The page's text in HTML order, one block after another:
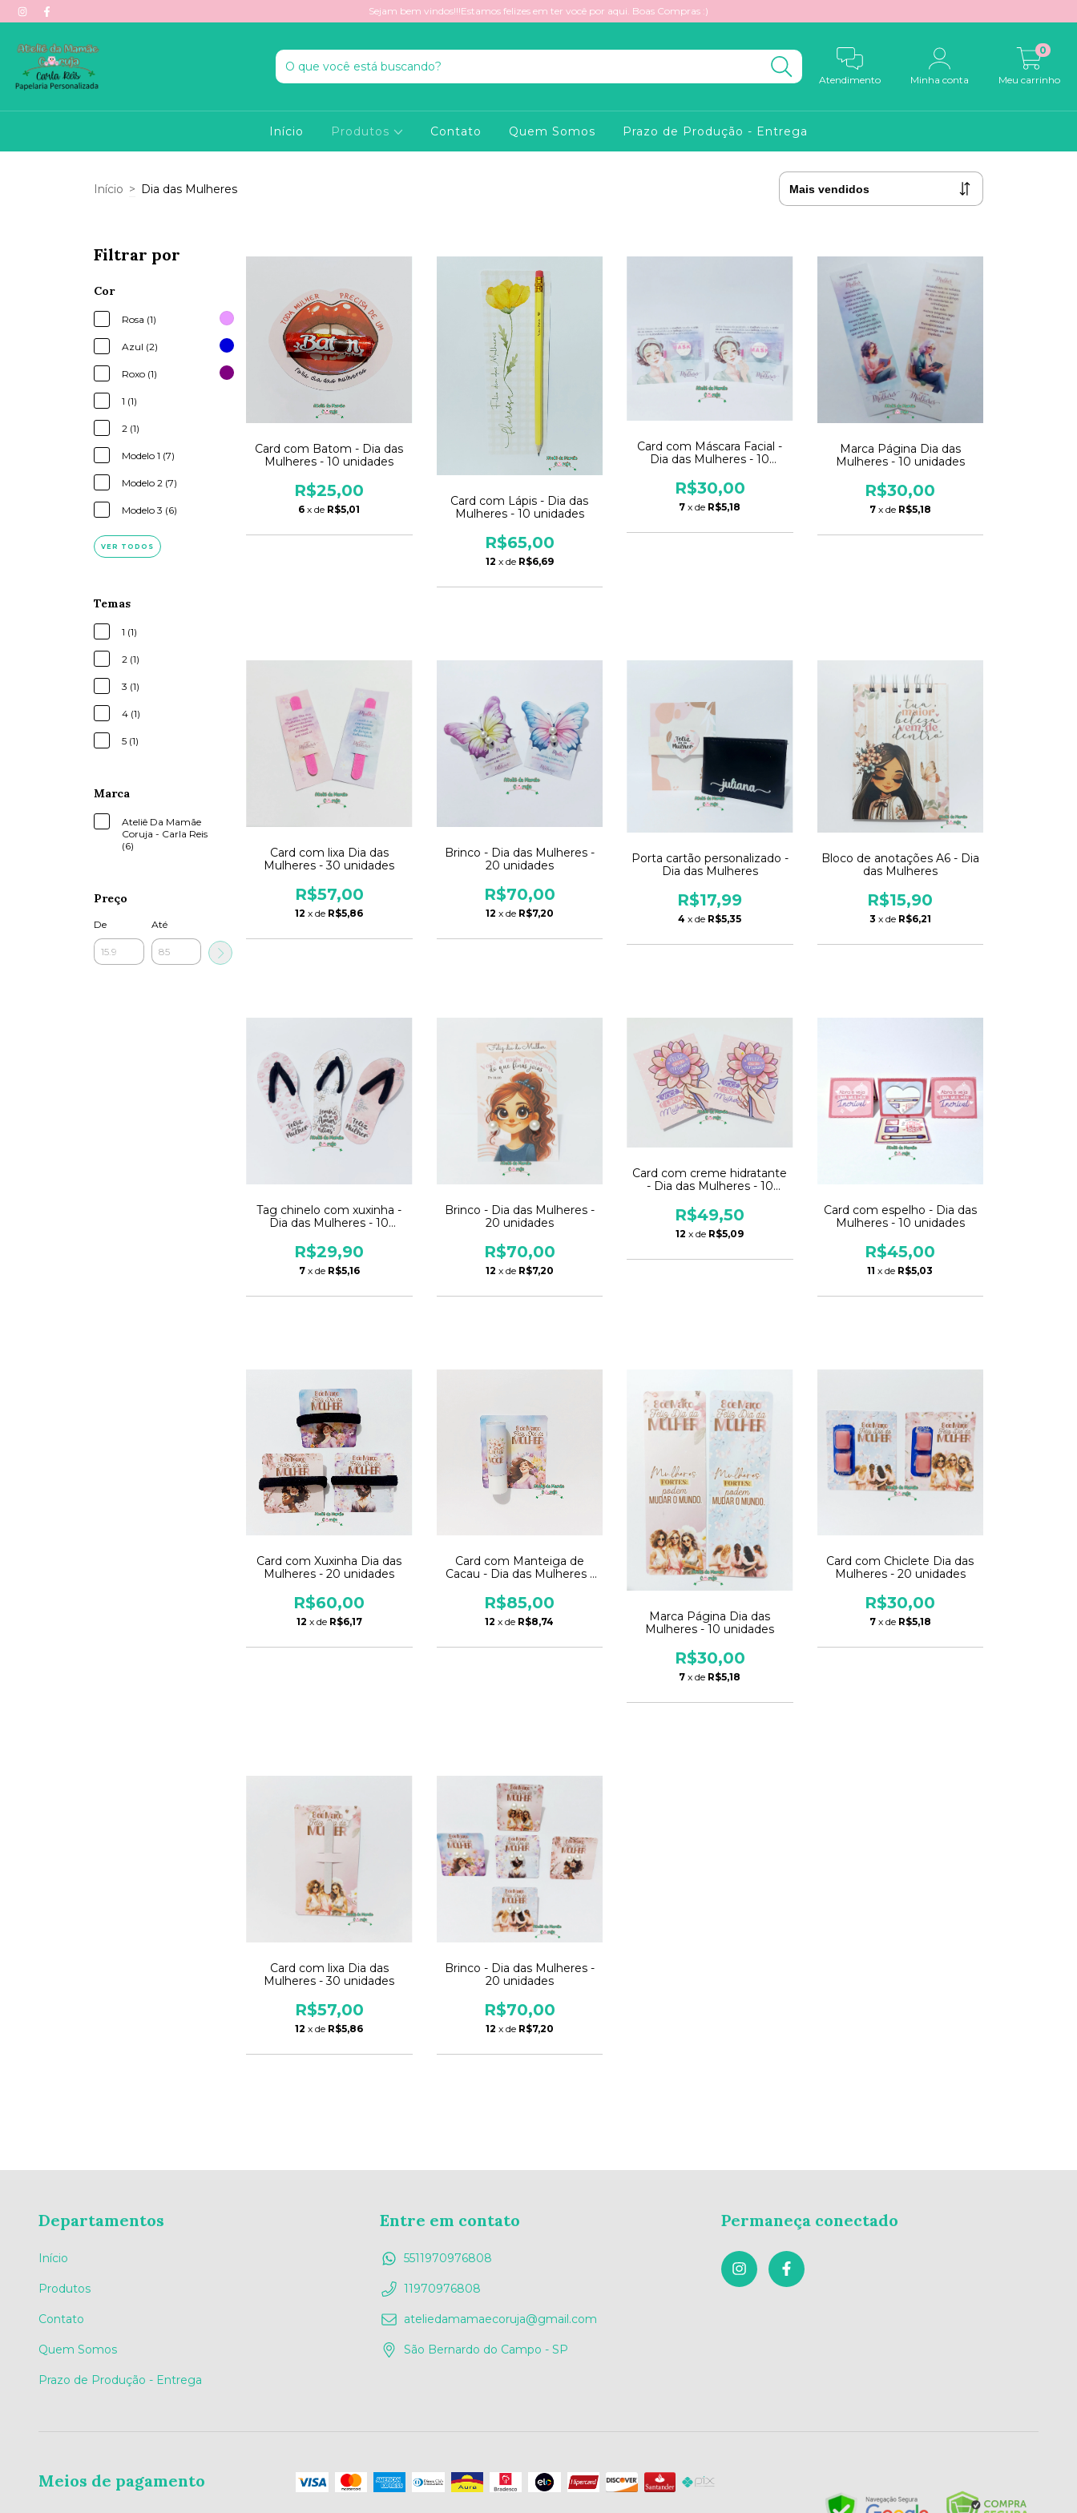
Sejam bem vindos!!!Estamos felizes em ter você por aqui. Boas Compras :)
Atendimento Minha conta Meu carrinho
0
Início Produtos Contato Quem Somos Prazo de Produção - Entrega
Início > Dia das Mulheres
Filtrar por
Cor
Rosa (1)
Azul (2)
Roxo (1)
1 (1)
2 (1)
Modelo 1 (7)
Modelo 2 (7)
Modelo 3 (6)
VER TODOS
Temas
1 (1)
2 (1)
3 (1)
4 (1)
5 (1)
Marca
Ateliê Da Mamãe
Coruja - Carla Reis
(6)
Preço
De Até
Card com Batom - Dia das
Mulheres - 10 unidades
R$25,00
6 x de R$5,01
Card com Lápis - Dia das
Mulheres - 10 unidades
R$65,00
12 x de R$6,69
Card com Máscara Facial -
Dia das Mulheres - 10
R$30,00
7 x de R$5,18
Marca Página Dia das
Mulheres - 10 unidades
R$30,00
7 x de R$5,18
Card com lixa Dia das
Mulheres - 30 unidades
R$57,00
12 x de R$5,86
Brinco - Dia das Mulheres -
20 unidades
R$70,00
12 x de R$7,20
Porta cartão personalizado -
Dia das Mulheres
R$17,99
4 x de R$5,35
Bloco de anotações A6 - Dia
das Mulheres
R$15,90
3 x de R$6,21
Tag chinelo com xuxinha -
Dia das Mulheres - 10
R$29,90
7 x de R$5,16
Brinco - Dia das Mulheres -
20 unidades
R$70,00
12 x de R$7,20
Card com creme hidratante
- Dia das Mulheres - 10
R$49,50
12 x de R$5,09
Card com espelho - Dia das
Mulheres - 10 unidades
R$45,00
11 x de R$5,03
Card com Xuxinha Dia das
Mulheres - 20 unidades
R$60,00
12 x de R$6,17
Card com Manteiga de
Cacau - Dia das Mulheres -
R$85,00
12 x de R$8,74
Marca Página Dia das
Mulheres - 10 unidades
R$30,00
7 x de R$5,18
Card com Chiclete Dia das
Mulheres - 20 unidades
R$30,00
7 x de R$5,18
Card com lixa Dia das
Mulheres - 30 unidades
R$57,00
12 x de R$5,86
Brinco - Dia das Mulheres -
20 unidades
R$70,00
12 x de R$7,20
Departamentos
Início
Produtos
Contato
Quem Somos
Prazo de Produção - Entrega
Entre em contato
5511970976808
11970976808
ateliedamamaecoruja@gmail.com
São Bernardo do Campo - SP
Permaneça conectado
Meios de pagamento